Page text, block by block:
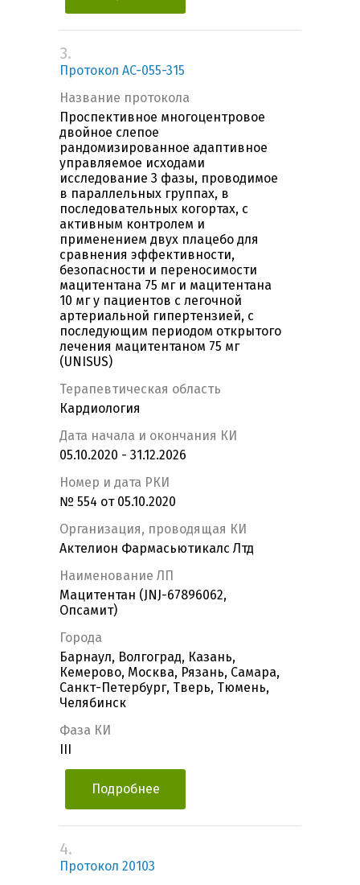
3.
Протокол AC-055-315
Название протокола
Проспективное многоцентровое
двойное слепое
рандомизированное адаптивное
управляемое исходами
исследование 3 фазы, проводимое
в параллельных группах, в
последовательных когортах, с
активным контролем и
применением двух плацебо для
сравнения эффективности,
безопасности и переносимости
мацитентана 75 мг и мацитентана
10 мг у пациентов с легочной
артериальной гипертензией, с
последующим периодом открытого
лечения мацитентаном 75 мг
(UNISUS)
Терапевтическая область
Кардиология
Дата начала и окончания КИ
05.10.2020 - 31.12.2026
Номер и дата РКИ
№ 554 от 05.10.2020
Организация, проводящая КИ
Актелион Фармасьютикалс Лтд
Наименование ЛП
Мацитентан (JNJ-67896062,
Опсамит)
Города
Барнаул, Волгоград, Казань,
Кемерово, Москва, Рязань, Самара,
Санкт-Петербург, Тверь, Тюмень,
Челябинск
Фаза КИ
Подробнее
4.
Протокол 20103